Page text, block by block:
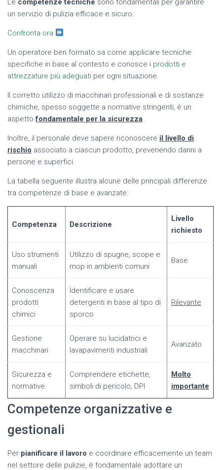
Le competenze tecniche sono fondamentali per garantire
un servizio di pulizia efficace e sicuro.
Confronta ora
Un operatore ben formato sa come applicare tecniche
specifiche in base al contesto e conosce i prodotti e
attrezzature più adeguati per ogni situazione.
Il corretto utilizzo di macchinari professionali e di sostanze
chimiche, spesso soggette a normative stringenti, è un
aspettofondamentale per la sicurezza.
Inoltre, il personale deve sapere riconoscere il livello di
rischio associato a ciascun prodotto, prevenendo danni a
persone e superfici.
La tabella seguente illustra alcune delle principali differenze
tra competenze di base e avanzate:
Competenza Descrizione
Livello
richiesto
Uso strumenti
manuali
Utilizzo di spugne, scope e
mop in ambienti comuni
Base
Conoscenza
prodotti
chimici
Identificare e usare
detergenti in base al tipo di
sporco
Rilevante
Gestione
macchinari
Operare su lucidatrici e
lavapavimenti industriali
Avanzato
Sicurezza e
normative
Comprendere etichette,
simboli di pericolo, DPI
Molto
importante
Competenze organizzative e
gestionali
Per pianificare il lavoro e coordinare efficacemente un team
nel settore delle pulizie, è fondamentale adottare un